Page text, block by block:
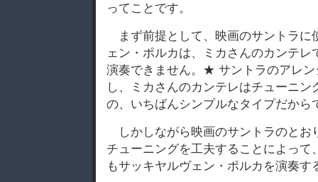
ってことです。
まず前提として、映画のサントラ
ェン・ポルカは、ミカさんのカンテレ
演奏できません。★ サントラのアレ
し、ミカさんのカンテレはチューニン
の、いちばんシンプルなタイプだから
しかしながら映画のサントラのと
チューニングを工夫することによって
もサッキヤルヴェン・ポルカを演奏す